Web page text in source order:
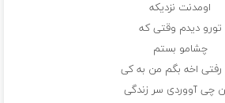
اومدنت نزدیکه
تورو دیدم وقتی که
چشامو بستم
رفتی اخه بگم من به کی
چی آووردی سر زندگی